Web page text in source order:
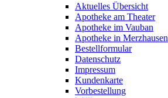
Mai
2026
Aktuelles Übersicht
Apotheke am Theater
Apotheke im Vauban
Apotheke in Merzhausen
Bestellformular
Datenschutz
Impressum
Kundenkarte
Vorbestellung